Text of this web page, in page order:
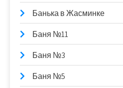
Банька в Жасминке
Баня №11
Баня №3
Баня №5